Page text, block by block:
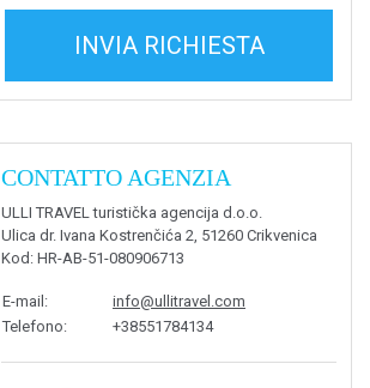
INVIA RICHIESTA
CONTATTO AGENZIA
ULLI TRAVEL turistička agencija d.o.o.
Ulica dr. Ivana Kostrenčića 2, 51260 Crikvenica
Kod : HR-AB-51-080906713
E-mail :
info@ullitravel.com
Telefono: +38551784134